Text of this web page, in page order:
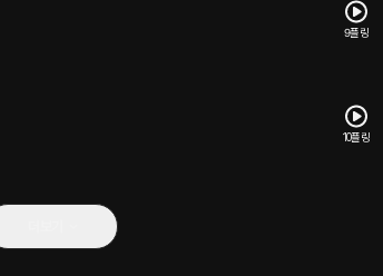
9플링
10플링